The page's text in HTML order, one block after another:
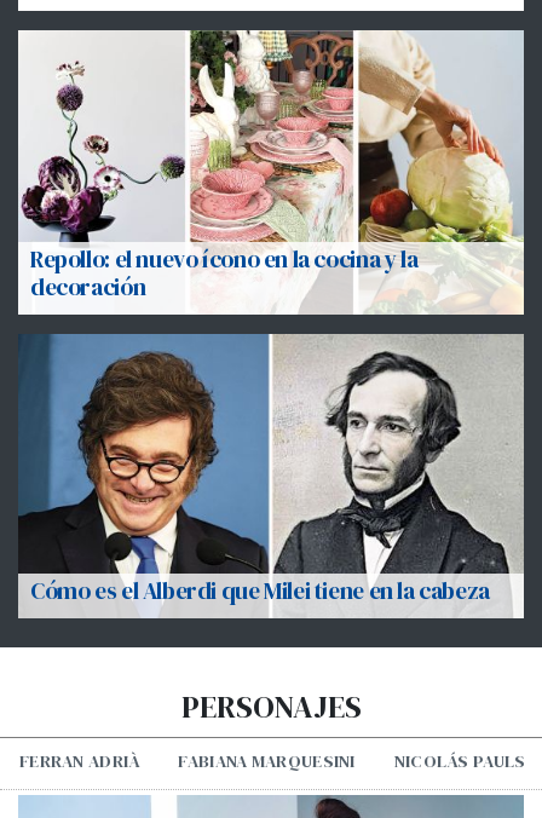
Repollo: el nuevo ícono en la cocina y la
decoración
Cómo es el Alberdi que Milei tiene en la cabeza
PERSONAJES
FERRAN ADRIÀ FABIANA MARQUESINI NICOLÁS PAULS